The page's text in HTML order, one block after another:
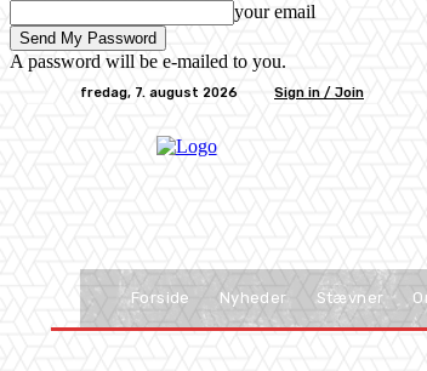
your email
A password will be e-mailed to you.
fredag, 7. august 2026 Sign in / Join
Forside Nyheder Stævner